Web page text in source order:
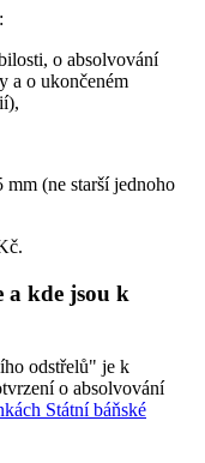
o absolvování
a o ukončeném
(ne starší jednoho
a kde jsou k
odstřelů" je k
o absolvování
Státní báňské